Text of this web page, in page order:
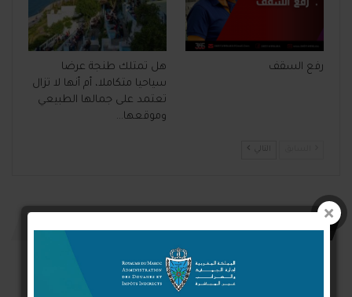
رفع السقف
هل تمتلك طنجة عرضا
سياحيا متكاملا، أم أنها لا تزال
تعتمد على جمالها الطبيعي
وموقعها…
التالي
Connect with: